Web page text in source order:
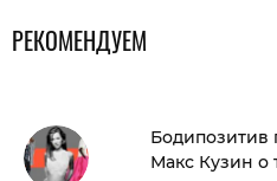
РЕКОМЕНДУЕМ
Бодипозитив
Макс Кузин о